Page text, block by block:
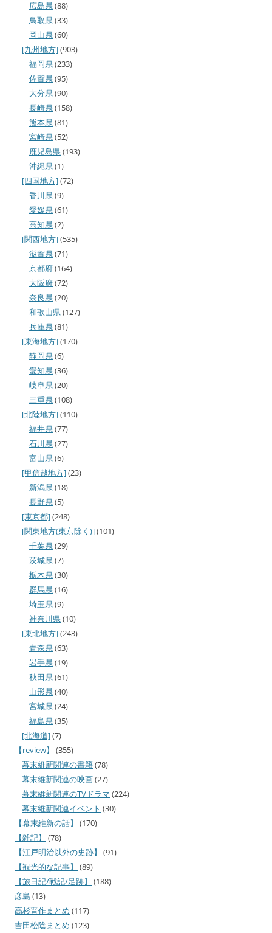
広島県(88)
鳥取県(33)
岡山県(60)
[九州地方](903)
福岡県(233)
佐賀県(95)
大分県(90)
長崎県(158)
熊本県(81)
宮崎県(52)
鹿児島県(193)
沖縄県(1)
[四国地方](72)
香川県(9)
愛媛県(61)
高知県(2)
[関西地方](535)
滋賀県(71)
京都府(164)
大阪府(72)
奈良県(20)
和歌山県(127)
兵庫県(81)
[東海地方](170)
静岡県(6)
愛知県(36)
岐阜県(20)
三重県(108)
[北陸地方](110)
福井県(77)
石川県(27)
富山県(6)
[甲信越地方](23)
新潟県(18)
長野県(5)
[東京都](248)
[関東地方(東京除く)](101)
千葉県(29)
茨城県(7)
栃木県(30)
群馬県(16)
埼玉県(9)
神奈川県(10)
[東北地方](243)
青森県(63)
岩手県(19)
秋田県(61)
山形県(40)
宮城県(24)
福島県(35)
[北海道](7)
【review】
(355)
幕末維新関連の書籍(78)
幕末維新関連の映画(27)
幕末維新関連のTVドラマ (224)
幕末維新関連イベント (30)
【幕末維新の話】
(170)
【雑記】
(78)
【江戸明治以外の史跡】
(91)
【観光的な記事】
(89)
【旅日記/戦記/足跡】
(188)
彦島 (13)
高杉晋作まとめ (117)
吉田松陰まとめ (123)